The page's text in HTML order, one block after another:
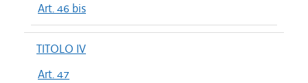
Art. 46 bis
TITOLO IV
Art. 47